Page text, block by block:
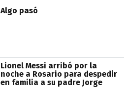
Algo pasó
Lionel Messi arribó por la
noche a Rosario para despedir
en familia a su padre Jorge